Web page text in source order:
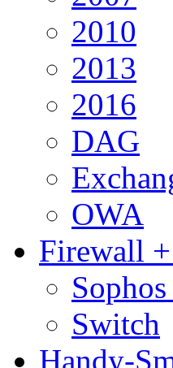
2010
2013
2016
DAG
OWA
Firewall
Switch
Handy-